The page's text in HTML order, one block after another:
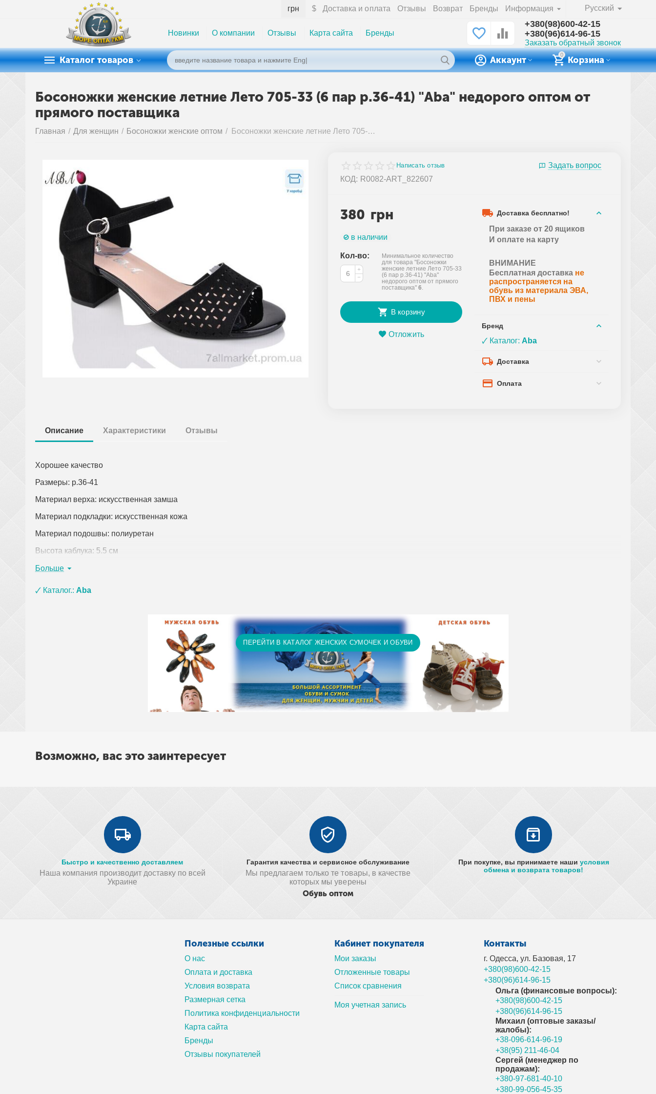
Русский
Доставка и оплата Отзывы Возврат Бренды Информация
грн $
Новинки О компании Отзывы Карта сайта Бренды
+380(98)600-42-15
+380(96)614-96-15
Заказать обратный звонок
Каталог товаров
0
Корзина
Аккаунт
Босоножки женские летние Лето 705-33 (6 пар р.36-41) "Aba" недорого оптом от
прямого поставщика
Главная / Для женщин / Босоножки женские оптом / Босоножки женские летние Лето 705-33 (6 пар р.36-41) "Aba" недорого оптом от прямого поставщика
Написать отзыв
Задать вопрос
КОД: R0082-ART_822607
380 грн
в наличии
Кол-во:
+
−
Минимальное количество
для товара "Босоножки
женские летние Лето 705-33
(6 пар р.36-41) "Aba"
недорого оптом от прямого
поставщика"6.
В корзину
Отложить
Доставка бесплатно!
При заказе от 20 ящиков
И оплате на карту
ВНИМАНИЕ
Бесплатная доставка не
распространяется на
обувь из материала ЭВА,
ПВХ и пены
Бренд
🗸 Каталог:Aba
Доставка
Оплата
Описание Характеристики Отзывы
Хорошее качество
Размеры: р.36-41
Материал верха: искусственная замша
Материал подкладки: искусственная кожа
Материал подошвы: полиурeтан
Высота каблука: 5.5 см
Цвет: черный
При заказе одежды (кроме верхней) на сумму от 15 тыс. грн. и оплате на карту доставка бесплатно! При заказе обуви от 20 ящиков (кроме обуви из
материала ЭВА, ПВХ и пены) и оплате на карту доставка бесплатно! Доставка НЕ ОПЛАЧИВАЕТСЯ за крупногабаритный товар (чемоданы, рюкзаки,
сумки, покрывала, постельное белье, полотенца и т.д.)
Больше
🗸 Каталог.:Aba
ПЕРЕЙТИ В КАТАЛОГ ЖЕНСКИХ СУМОЧЕК И ОБУВИ
Возможно, вас это заинтересует
Быстро и качественно доставляем
Наша компания производит доставку по всей
Украине
Гарантия качества и сервисное обслуживание
Мы предлагаем только те товары, в качестве
которых мы уверены
Обувь оптом
При покупке, вы принимаете наши условия
обмена и возврата товаров!
Полезные ссылки
О нас
Оплата и доставка
Условия возврата
Размерная сетка
Политика конфиденциальности
Карта сайта
Бренды
Отзывы покупателей
Кабинет покупателя
Мои заказы
Отложенные товары
Список сравнения
Моя учетная запись
Контакты
г. Одесса, ул. Базовая, 17
+380(98)600-42-15
+380(96)614-96-15
Ольга (финансовые вопросы):
+380(98)600-42-15
+380(96)614-96-15
Михаил (оптовые заказы/
жалобы):
+38-096-614-96-19
+38(95) 211-46-04
Сергей (менеджер по
продажам):
+380-97-681-40-10
+380-99-056-45-35